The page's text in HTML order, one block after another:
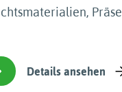
Details ansehen